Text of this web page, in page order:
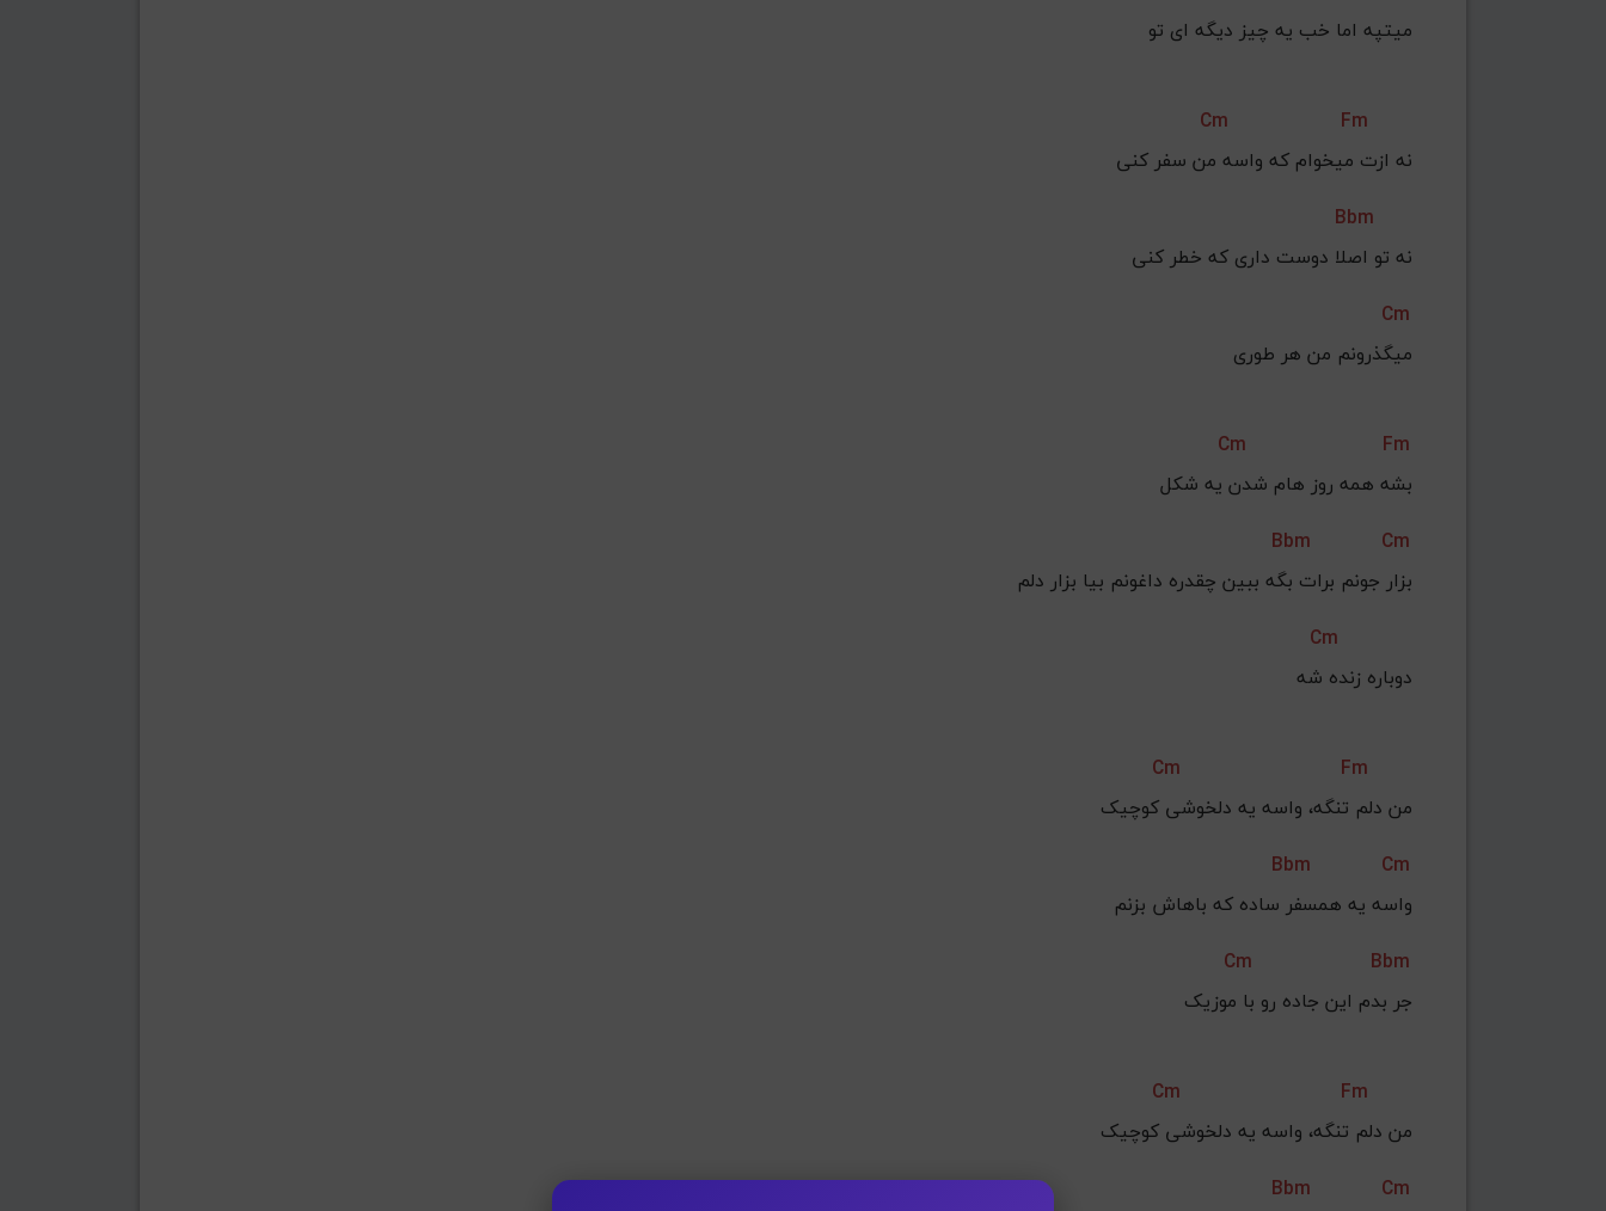
میتپه اما خب یه چیز دیگه ای تو
Cm
Fm
نه ازت میخوام که واسه من سفر کنی
Bbm
نه تو اصلا دوست داری که خطر کنی
Cm
میگذرونم من هر طوری
Cm
Fm
بشه همه روز هام شدن یه شکل
Bbm
Cm
بزار جونم برات بگه ببین چقدره داغونم بیا بزار دلم
Cm
دوباره زنده شه
Cm
Fm
من دلم تنگه، واسه یه دلخوشی کوچیک
Bbm
Cm
واسه یه همسفر ساده که باهاش بزنم
Cm
Bbm
جر بدم این جاده رو با موزیک
Cm
Fm
من دلم تنگه، واسه یه دلخوشی کوچیک
Bbm
Cm